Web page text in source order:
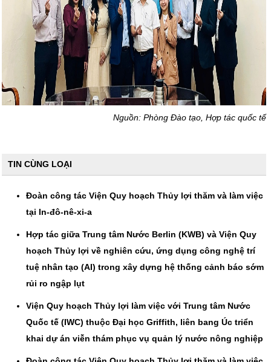
Nguồn: Phòng Đào tạo, Hợp tác quốc tế
TIN CÙNG LOẠI
Đoàn công tác Viện Quy hoạch Thủy lợi thăm và làm việc
tại In-đô-nê-xi-a
Hợp tác giữa Trung tâm Nước Berlin (KWB) và Viện Quy
hoạch Thủy lợi về nghiên cứu, ứng dụng công nghệ trí
tuệ nhân tạo (AI) trong xây dựng hệ thống cảnh báo sớm
rủi ro ngập lụt
Viện Quy hoạch Thủy lợi làm việc với Trung tâm Nước
Quốc tế (IWC) thuộc Đại học Griffith, liên bang Úc triển
khai dự án viễn thám phục vụ quản lý nước nông nghiệp